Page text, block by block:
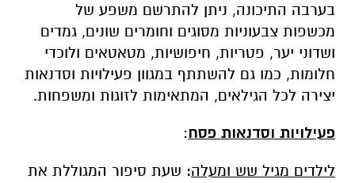
בערבה התיכונה, ניתן להתרשם משפע של
מכשפות צבעוניות מסוגים וחומרים שונים, גמדים
ושדוני יער, פטריות, חיפושיות, מטאטאים ולוכדי
חלומות, כמו גם להשתתף במגוון פעילויות וסדנאות
יצירה לכל הגילאים, המתאימות לזוגות ומשפחות.
פעילויות וסדנאות פסח:
לילדים מגיל שש ומעלה: שעת סיפור המגוללת את